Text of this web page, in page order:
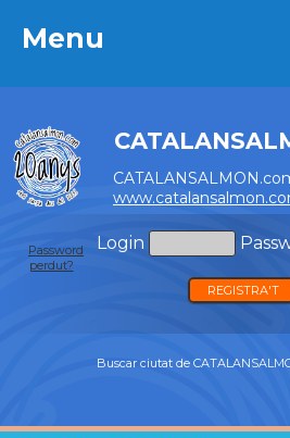
Menu
Login
Password
perdut?
REGISTRA'T
Buscar ciutat de
Menu